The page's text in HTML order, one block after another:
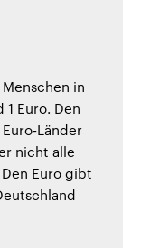
in
1 Euro. Den
Länder
nicht alle
Euro gibt